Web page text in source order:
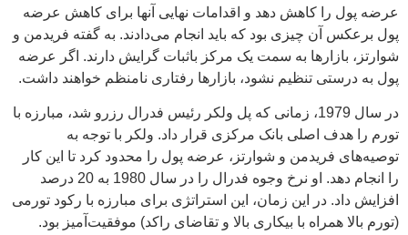
عرضه پول را کاهش دهد و اقدامات نهایی آنها برای کاهش عرضه
پول برعکس آن چیزی بود که باید انجام می‌دادند. به گفته فریدمن و
شوارتز، بازارها به سمت یک مرکز باثبات گرایش دارند. اگر عرضه
پول به درستی تنظیم نشود، بازارها رفتاری نامنظم خواهند داشت.
در سال 1979، زمانی که پل ولکر رئیس فدرال رزرو شد، مبارزه با
تورم را هدف اصلی بانک مرکزی قرار داد. ولکر با توجه به
توصیه‌های فریدمن و شوارتز، عرضه پول را محدود کرد تا این کار
را انجام دهد. او نرخ وجوه فدرال را در سال 1980 به 20 درصد
افزایش داد. در این زمان، این استراتژی برای مبارزه با رکود تورمی
(تورم بالا همراه با بیکاری بالا و تقاضای راکد) موفقیت‌آمیز بود.